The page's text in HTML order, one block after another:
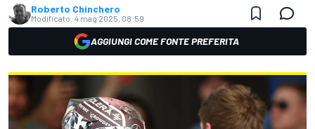
Roberto Chinchero
Modificato: 4 mag 2025, 08:59
AGGIUNGI COME FONTE PREFERITA